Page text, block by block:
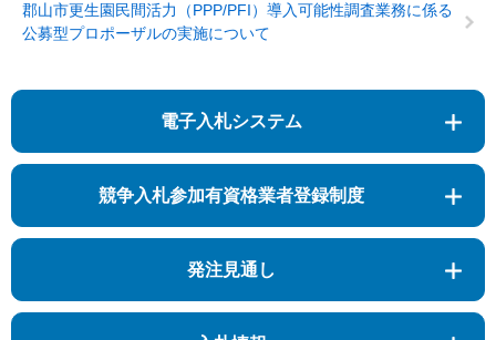
郡山市更生園民間活力（PPP/PFI）導入可能性調査業務に係る
公募型プロポーザルの実施について
電子入札システム
競争入札参加有資格業者登録制度
発注見通し